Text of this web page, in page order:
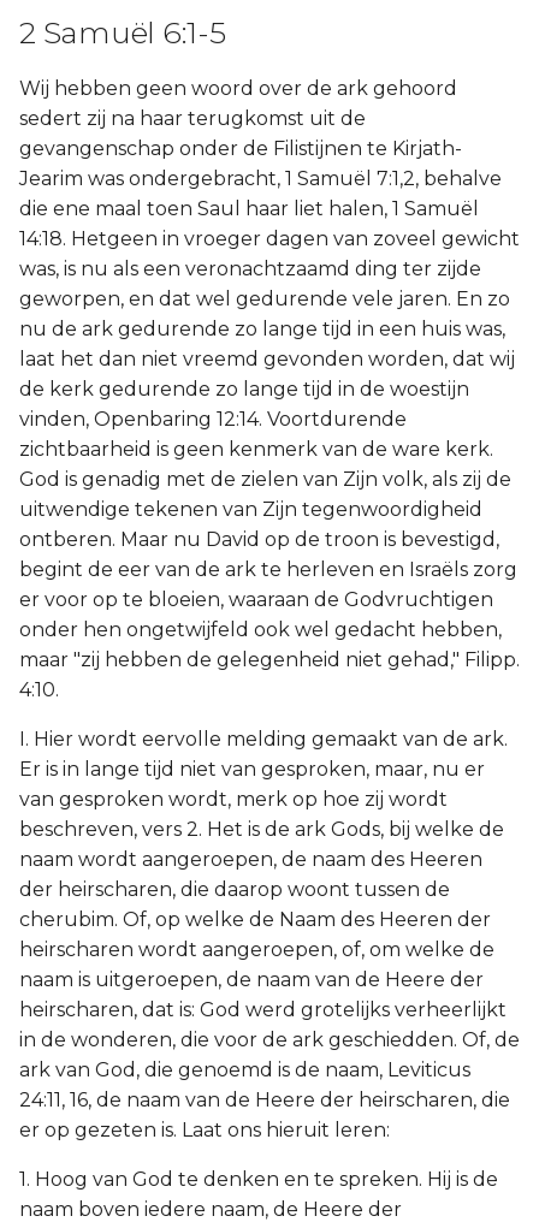
2 Samuël 6:1-5
Wij hebben geen woord over de ark gehoord
sedert zij na haar terugkomst uit de
gevangenschap onder de Filistijnen te Kirjath-
Jearim was ondergebracht, 1 Samuël 7:1,2, behalve
die ene maal toen Saul haar liet halen, 1 Samuël
14:18. Hetgeen in vroeger dagen van zoveel gewicht
was, is nu als een veronachtzaamd ding ter zijde
geworpen, en dat wel gedurende vele jaren. En zo
nu de ark gedurende zo lange tijd in een huis was,
laat het dan niet vreemd gevonden worden, dat wij
de kerk gedurende zo lange tijd in de woestijn
vinden, Openbaring 12:14. Voortdurende
zichtbaarheid is geen kenmerk van de ware kerk.
God is genadig met de zielen van Zijn volk, als zij de
uitwendige tekenen van Zijn tegenwoordigheid
ontberen. Maar nu David op de troon is bevestigd,
begint de eer van de ark te herleven en Israëls zorg
er voor op te bloeien, waaraan de Godvruchtigen
onder hen ongetwijfeld ook wel gedacht hebben,
maar "zij hebben de gelegenheid niet gehad," Filipp.
4:10.
I. Hier wordt eervolle melding gemaakt van de ark.
Er is in lange tijd niet van gesproken, maar, nu er
van gesproken wordt, merk op hoe zij wordt
beschreven, vers 2. Het is de ark Gods, bij welke de
naam wordt aangeroepen, de naam des Heeren
der heirscharen, die daarop woont tussen de
cherubim. Of, op welke de Naam des Heeren der
heirscharen wordt aangeroepen, of, om welke de
naam is uitgeroepen, de naam van de Heere der
heirscharen, dat is: God werd grotelijks verheerlijkt
in de wonderen, die voor de ark geschiedden. Of, de
ark van God, die genoemd is de naam, Leviticus
24:11, 16, de naam van de Heere der heirscharen, die
er op gezeten is. Laat ons hieruit leren:
1. Hoog van God te denken en te spreken. Hij is de
naam boven iedere naam, de Heere der